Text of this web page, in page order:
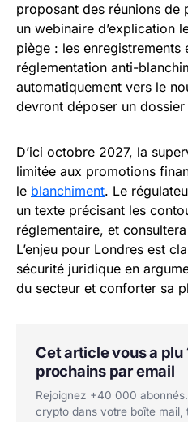
proposant des réunions de
un webinaire d’explication
piège : les enregistrements
réglementation anti-
automatiquement vers le
devront déposer un
D’ici octobre 2027, la
limitée aux promotions
le blanchiment. Le
un texte précisant les
réglementaire, et
L’enjeu pour Londres est
sécurité juridique en
du secteur et conforter sa
Cet article vous a plu
prochains par email
Rejoignez +40 000
crypto dans votre boîte mail,